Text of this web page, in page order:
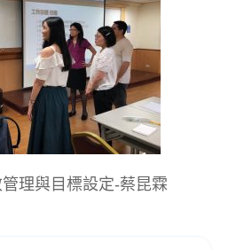
理與目標設定-蔡昆霖